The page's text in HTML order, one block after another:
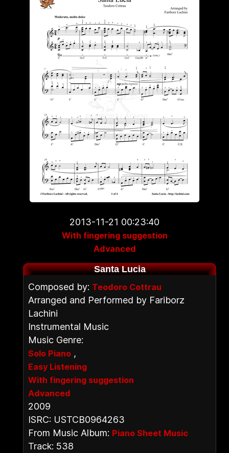
2013-11-21 00:23:40
With fingering suggestion
Advanced
Santa Lucia
Composed by: Teodoro Cottrau
Arranged and Performed by Fariborz
Lachini
Instrumental Music
Music Genre:
Solo Piano ,
Easy Listening
With fingering suggestion
Advanced
2009
ISRC: USTCB0964263
From Music Album: Piano Sheet Music
Track: 538